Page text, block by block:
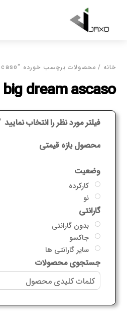
content
خانه / محصولات برچسب خورده “big dream ascaso”
big dream ascaso
فیلتر مورد نظر را انتخاب نمایید
محصول بازه قیمتی
وضعیت
کارکرده
نو
گارانتی
بدون گارانتی
جاکسو
سایر گارانتی ها
جستجوی محصولات